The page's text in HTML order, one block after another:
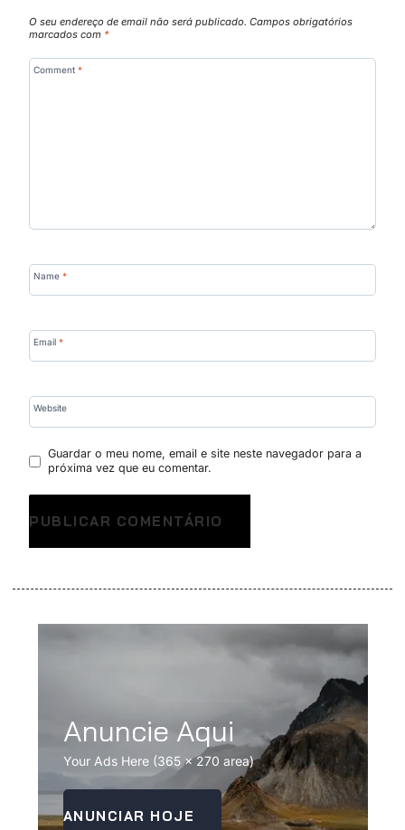
O seu endereço de email não será publicado. Campos obrigatórios
marcados com *
Comment *
Name *
Email *
Website
Guardar o meu nome, email e site neste navegador para a
próxima vez que eu comentar.
Anuncie Aqui
Your Ads Here (365 x 270 area)
ANUNCIAR HOJE